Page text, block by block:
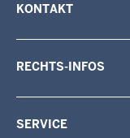
KONTAKT
RECHTS-INFOS
SERVICE